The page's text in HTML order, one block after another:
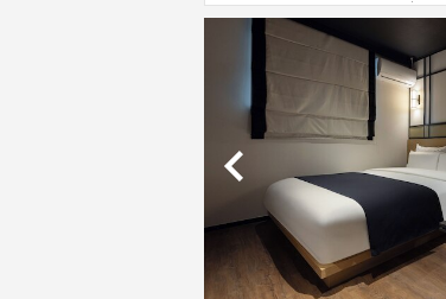
Navigate
forward
interact
the
calendar
and
select
date.
Press
the
question